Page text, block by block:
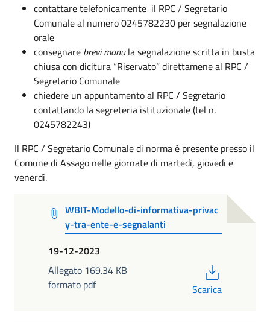
contattare telefonicamente il RPC / Segretario
Comunale al numero 0245782230 per segnalazione
orale
consegnare brevi manula segnalazione scritta in busta
chiusa con dicitura “Riservato” direttamene al RPC /
Segretario Comunale
chiedere un appuntamento al RPC / Segretario
contattando la segreteria istituzionale (tel n.
0245782243)
Il RPC / Segretario Comunale di norma è presente presso il
Comune di Assago nelle giornate di martedì, giovedì e
venerdì.
WBIT-Modello-di-informativa-privac
y-tra-ente-e-segnalanti
19-12-2023
Allegato 169.34 KB
formato pdf
Scarica